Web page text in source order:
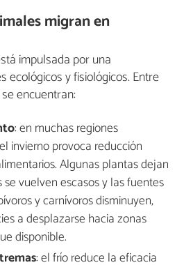
migran en
impulsada por una
ecológicos y fisiológicos. Entre
encuentran:
: en muchas regiones
invierno provoca reducción
Algunas plantas dejan
vuelven escasos y las fuentes
y carnívoros disminuyen,
a desplazarse hacia zonas
disponible.
: el frío reduce la eficacia